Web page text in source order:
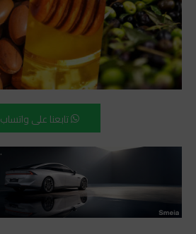
تابعنا على واتساب